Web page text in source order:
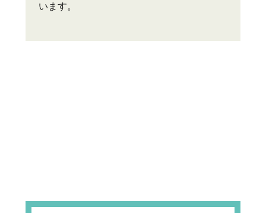
います。